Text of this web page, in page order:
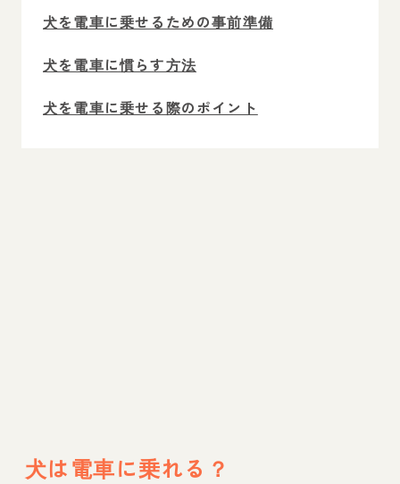
犬を電車に乗せるための事前準備
犬を電車に慣らす方法
犬を電車に乗せる際のポイント
犬は電車に乗れる？